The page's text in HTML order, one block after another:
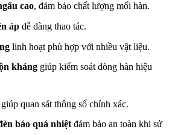
cao, đảm bảo chất lượng mối hàn.
áp dễ dàng thao tác.
linh hoạt phù hợp với nhiều vật liệu.
kháng giúp kiểm soát dòng hàn hiệu
giúp quan sát thông số chính xác.
báo quá nhiệt đảm bảo an toàn khi sử